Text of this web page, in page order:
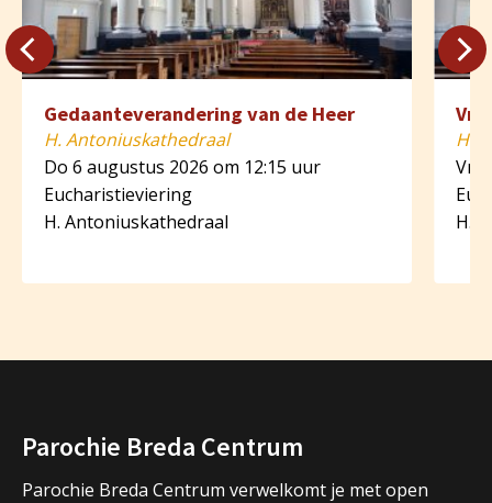
Gedaanteverandering van de Heer
H. Antoniuskathedraal
Do 6 augustus 2026 om 12:15 uur
Eucharistieviering
H. Antoniuskathedraal
H.
Vr
H.
Parochie Breda Centrum
Parochie Breda Centrum verwelkomt je met open